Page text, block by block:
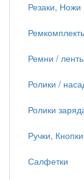
Резаки, Ножи
Ремни / ленты
Ролики /
Ролики
Ручки,
Салфетки